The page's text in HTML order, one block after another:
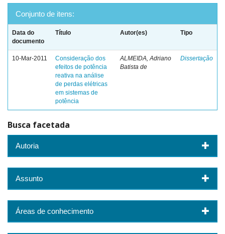
Conjunto de itens:
Data do
documento
Título Autor(es) Tipo
10-Mar-2011
Consideração dos
efeitos de potência
reativa na análise
de perdas elétricas
em sistemas de
potência
ALMEIDA, Adriano
Batista de
Dissertação
Busca facetada
Autoria
Assunto
Áreas de conhecimento